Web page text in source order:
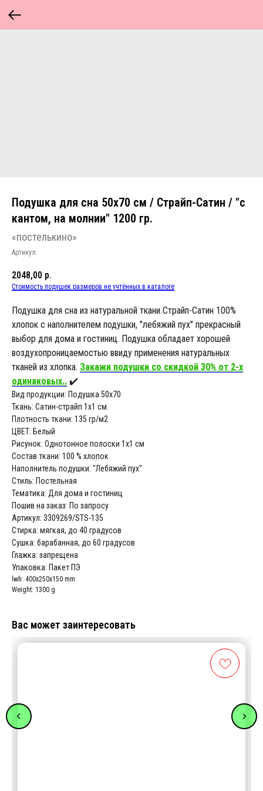
Подушка для сна 50х70 см / Страйп-Сатин / "с
кантом, на молнии" 1200 гр.
«постелькино»
Артикул:
2048,00 р.
Стоимость подушек размеров не учтённых в каталоге
Подушка для сна из натуральной ткани Страйп-Сатин 100%
хлопок с наполнителем подушки, "лебяжий пух" прекрасный
выбор для дома и гостиниц. Подушка обладает хорошей
воздухопроницаемостью ввиду применения натуральных
тканей из хлопка. Закажи подушки со скидкой 30% от 2-х
одинаковых.. ✔️
Вид продукции: Подушка 50х70
Ткань: Сатин-страйп 1х1 см.
Плотность ткани: 135 гр/м2
ЦВЕТ: Белый
Рисунок: Однотонное полоски 1х1 см
Состав ткани: 100 % хлопок
Наполнитель подушки: "Лебяжий пух"
Стиль: Постельная
Тематика: Для дома и гостиниц
Пошив на заказ: По запросу
Артикул: 3309269/STS-135
Стирка: мягкая, до 40 градусов
Сушка: барабанная, до 60 градусов
Глажка: запрещена
Упаковка: Пакет ПЭ
lwh: 400x250x150 mm
Weight: 1300 g
Вас может заинтересовать